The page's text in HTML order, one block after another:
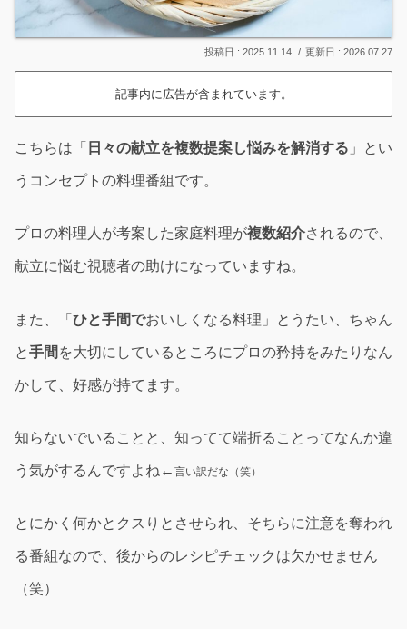
2025.11.14 2026.07.27
記事内に広告が含まれています。
こちらは「 日々の献立を複数提案し悩みを解消する 」とい
うコンセプトの料理番組です。
プロの料理人が考案した家庭料理が複数紹介されるので、
献立に悩む視聴者の助けになっていますね。
また、「 ひと手間でおいしくなる料理」とうたい、ちゃん
と手間 を大切にしているところにプロの矜持をみたりなん
かして、好感が持てます。
知らないでいることと、知ってて端折ることってなんか違
う気がするんですよね← 言い訳だな（笑）
とにかく何かとクスりとさせられ、そちらに注意を奪われ
る番組なので、後からのレシピチェックは欠かせません
（笑）